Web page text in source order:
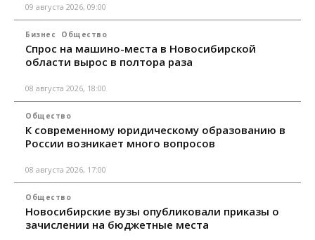
09 августа 2026, 09:00
Бизнес Общество
Спрос на машино-места в Новосибирской
области вырос в полтора раза
08 августа 2026, 18:00
Общество
К современному юридическому образованию в
России возникает много вопросов
08 августа 2026, 17:00
Общество
Новосибирские вузы опубликовали приказы о
зачислении на бюджетные места